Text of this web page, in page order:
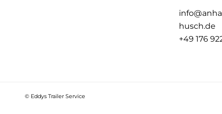
husch.de
+49 176
© Eddys Trailer Service